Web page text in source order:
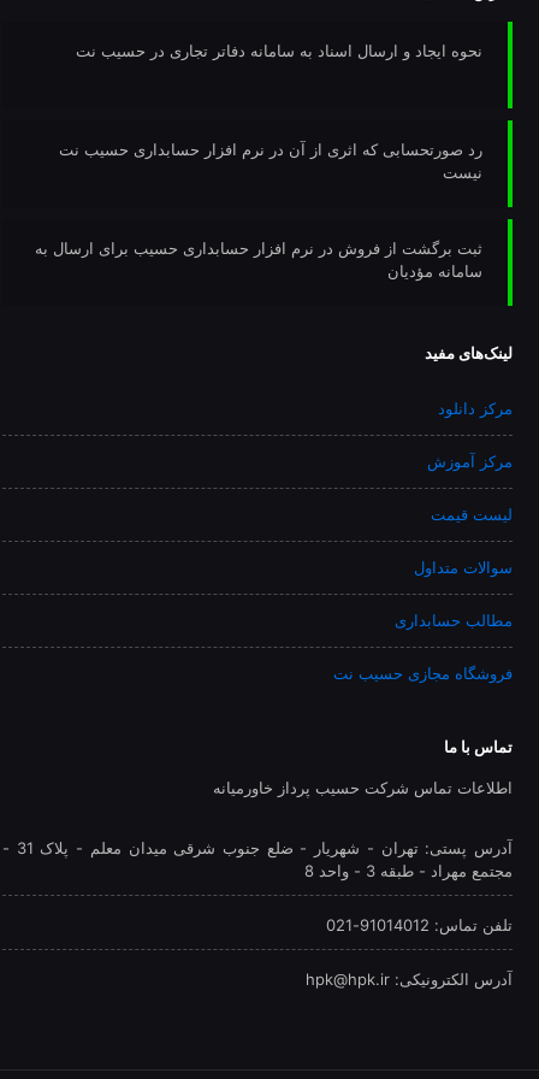
نحوه ایجاد و ارسال اسناد به سامانه دفاتر تجاری در حسیب نت
رد صورتحسابی که اثری از آن در نرم افزار حسابداری حسیب نت
نیست
ثبت برگشت از فروش در نرم افزار حسابداری حسیب برای ارسال به
سامانه مؤدیان
لینک‌های مفید
مرکز دانلود
مرکز آموزش
لیست قیمت
سوالات متداول
مطالب حسابداری
فروشگاه مجازی حسیب نت
تماس با ما
اطلاعات تماس شرکت حسیب پرداز خاورمیانه
آدرس پستی: تهران - شهريار - ضلع جنوب شرقی میدان معلم - پلاک 31 -
مجتمع مهراد - طبقه 3 - واحد 8
تلفن‌ تماس: 91014012-021
آدرس الکترونیکی: hpk@hpk.ir